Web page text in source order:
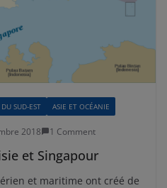
SUD-EST ASIE ET OCÉANIE
2018 1 Comment
et Singapour
et maritime ont créé de